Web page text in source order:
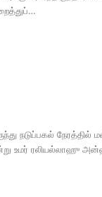
நேரத்தில்
உமர் ரலியல்லாஹு